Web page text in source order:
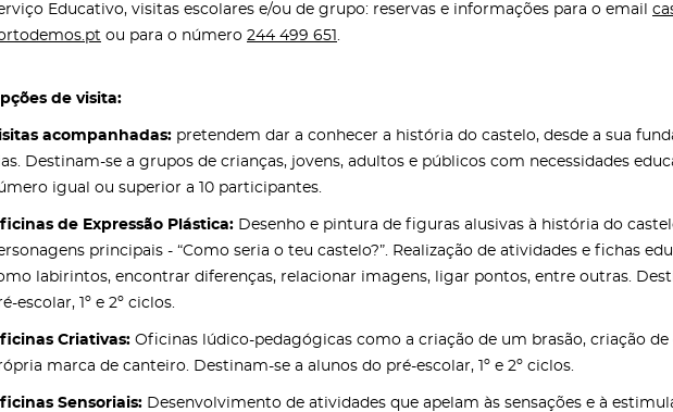
Educativo, visitas escolares e/ou de grupo: reservas e informações para o email
ou para o número 244 499 651.
de visita:
acompanhadas: pretendem dar a conhecer a história do castelo, desde a sua
Destinam-se a grupos de crianças, jovens, adultos e públicos com necessidades
igual ou superior a 10 participantes.
de Expressão Plástica: Desenho e pintura de figuras alusivas à história do
principais - “Como seria o teu castelo?”. Realização de atividades e fichas
labirintos, encontrar diferenças, relacionar imagens, ligar pontos, entre outras.
escolar, 1º e 2º ciclos.
Criativas: Oficinas lúdico-pedagógicas como a criação de um brasão, criação de
marca de canteiro. Destinam-se a alunos do pré-escolar, 1º e 2º ciclos.
Sensoriais: Desenvolvimento de atividades que apelam às sensações e à